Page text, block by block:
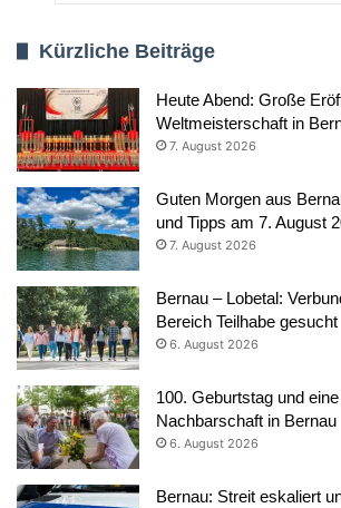
Kürzliche Beiträge
Heute Abend: Große
Weltmeisterschaft in
7. August 2026
Guten Morgen aus
und Tipps am 7. August
7. August 2026
Bernau – Lobetal:
Bereich Teilhabe gesucht
6. August 2026
100. Geburtstag und
Nachbarschaft in Bernau
6. August 2026
Bernau: Streit eskaliert